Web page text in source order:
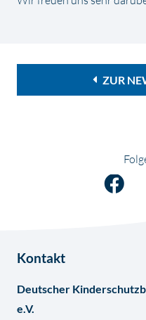
ZUR
Kontakt
Deutscher
e.V.